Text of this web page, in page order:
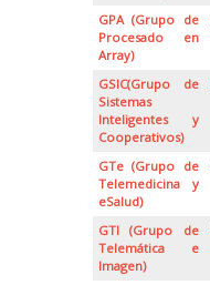
GPA (Grupo de
Procesado en
Array)
GSIC(Grupo de
Sistemas
Inteligentes y
Cooperativos)
GTe (Grupo de
Telemedicina y
eSalud)
GTI (Grupo de
Telemática e
Imagen)